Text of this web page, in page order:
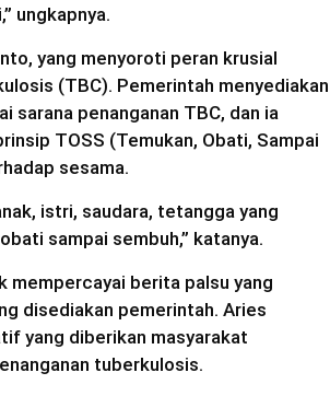
ungkapnya.
yang menyoroti peran krusial
(TBC). Pemerintah menyediakan
sarana penanganan TBC, dan ia
TOSS (Temukan, Obati, Sampai
sesama.
istri, saudara, tetangga yang
sampai sembuh,” katanya.
mempercayai berita palsu yang
disediakan pemerintah. Aries
yang diberikan masyarakat
tuberkulosis.